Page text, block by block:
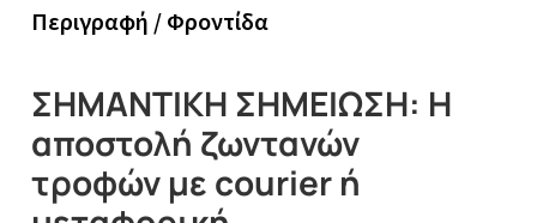
Περιγραφή / Φροντίδα
ΣΗΜΑΝΤΙΚΗ ΣΗΜΕΙΩΣΗ: Η
αποστολή ζωντανών
τροφών με courier ή